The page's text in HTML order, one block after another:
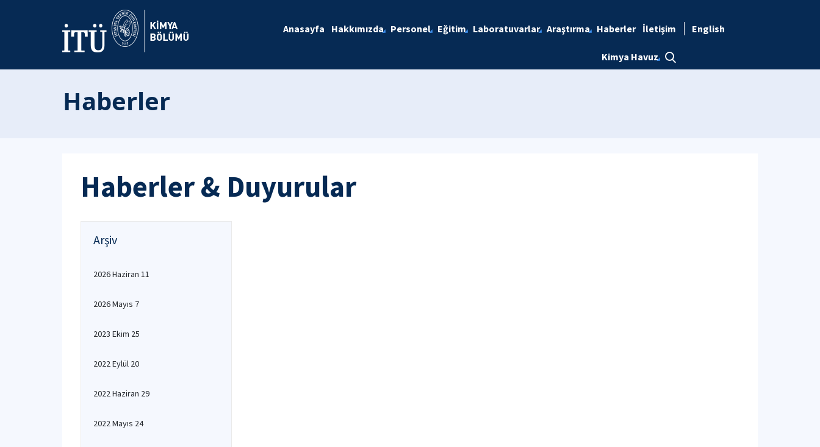
Anasayfa Hakkımızda Personel Eğitim Laboratuvarlar Araştırma Haberler İletişim
Kimya Havuz
English
Haberler
Haberler & Duyurular
Arşiv
2026 Haziran 11
2026 Mayıs 7
2023 Ekim 25
2022 Eylül 20
2022 Haziran 29
2022 Mayıs 24